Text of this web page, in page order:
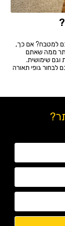
למטבח? אם כך,
ממה שאתם
וגם שימושית.
לבחור גופי תאורה